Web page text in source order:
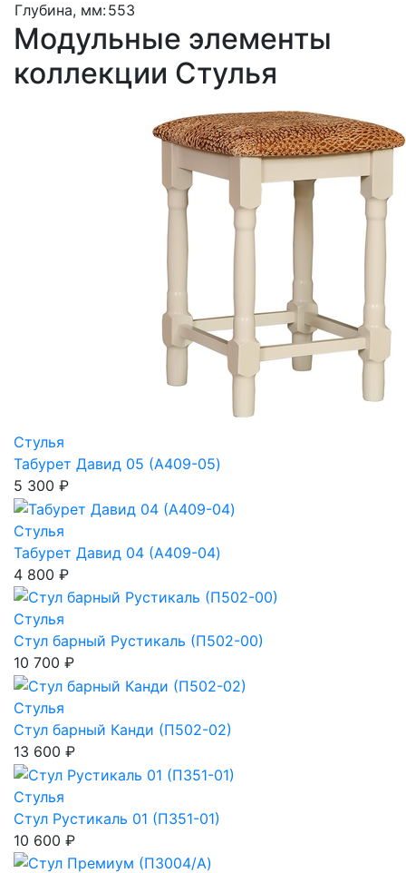
Глубина, мм:553
Модульные элементы
коллекции Стулья
Стулья
Табурет Давид 05 (A409-05)
5 300 ₽
Стулья
Табурет Давид 04 (A409-04)
4 800 ₽
Стулья
Стул барный Рустикаль (П502-00)
10 700 ₽
Стулья
Стул барный Канди (П502-02)
13 600 ₽
Стулья
Стул Рустикаль 01 (П351-01)
10 600 ₽